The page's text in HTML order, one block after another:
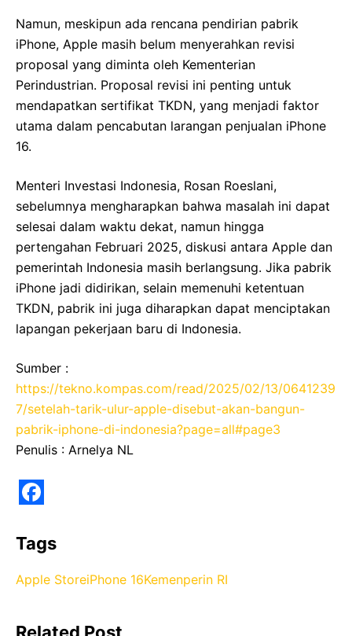
Namun, meskipun ada rencana pendirian pabrik
iPhone, Apple masih belum menyerahkan revisi
proposal yang diminta oleh Kementerian
Perindustrian. Proposal revisi ini penting untuk
mendapatkan sertifikat TKDN, yang menjadi faktor
utama dalam pencabutan larangan penjualan iPhone
16.
Menteri Investasi Indonesia, Rosan Roeslani,
sebelumnya mengharapkan bahwa masalah ini dapat
selesai dalam waktu dekat, namun hingga
pertengahan Februari 2025, diskusi antara Apple dan
pemerintah Indonesia masih berlangsung. Jika pabrik
iPhone jadi didirikan, selain memenuhi ketentuan
TKDN, pabrik ini juga diharapkan dapat menciptakan
lapangan pekerjaan baru di Indonesia.
Sumber :
https://tekno.kompas.com/read/2025/02/13/0641239
7/setelah-tarik-ulur-apple-disebut-akan-bangun-
pabrik-iphone-di-indonesia?page=all#page3
Penulis : Arnelya NL
a
c
e
b
Tags
Apple StoreiPhone 16Kemenperin RI